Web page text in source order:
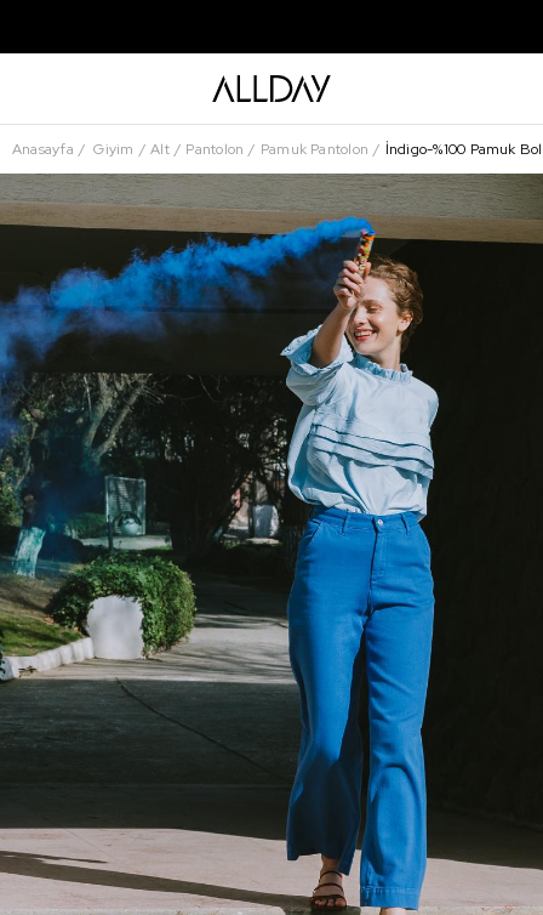
Anasayfa Giyim Alt Pantolon Pamuk Pantolon İndigo-%100 Pamuk